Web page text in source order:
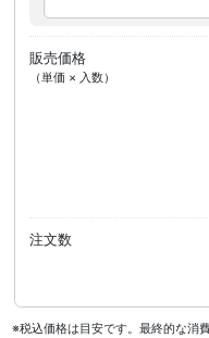
販売価格
（単価 × 入数）
注文数
※税込価格は目安です。最終的な消